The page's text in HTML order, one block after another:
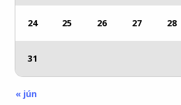
24 25 26 27 28
31
« jún